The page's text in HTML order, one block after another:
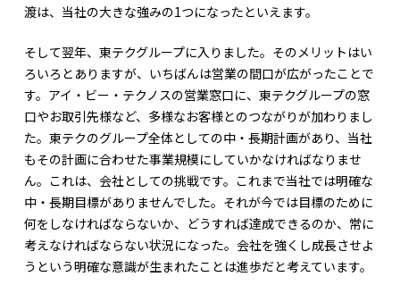
渡は、当社の大きな強みの1つになったといえます。
そして翌年、東テクグループに入りました。そのメリットはい
ろいろとありますが、いちばんは営業の間口が広がったことで
す。アイ・ビー・テクノスの営業窓口に、東テクグループの窓
口やお取引先様など、多様なお客様とのつながりが加わりまし
た。東テクのグループ全体としての中・長期計画があり、当社
もその計画に合わせた事業規模にしていかなければなりませ
ん。これは、会社としての挑戦です。これまで当社では明確な
中・長期目標がありませんでした。それが今では目標のために
何をしなければならないか、どうすれば達成できるのか、常に
考えなければならない状況になった。会社を強くし成長させよ
うという明確な意識が生まれたことは進歩だと考えています。